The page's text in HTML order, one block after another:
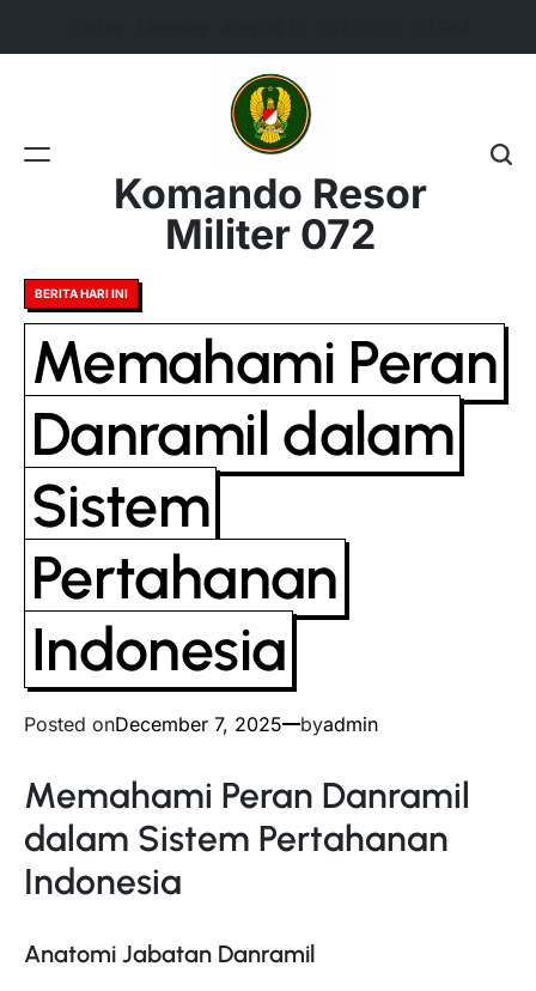
Komando Resor
Militer 072
Posted
in
BERITA HARI INI
Memahami Peran
Danramil dalam
Sistem
Pertahanan
Indonesia
Posted onDecember 7, 2025 byadmin
Memahami Peran Danramil
dalam Sistem Pertahanan
Indonesia
Anatomi Jabatan Danramil